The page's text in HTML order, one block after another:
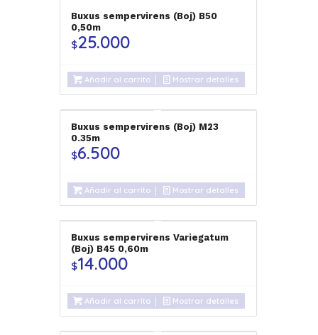
Buxus sempervirens (Boj) B50
0,50m
$25.000
Añadir al carrito Mostrar detalles
Buxus sempervirens (Boj) M23
0.35m
$6.500
Añadir al carrito Mostrar detalles
Buxus sempervirens Variegatum
(Boj) B45 0,60m
$14.000
Añadir al carrito Mostrar detalles